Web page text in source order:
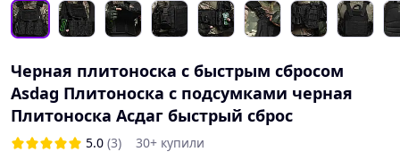
Черная плитоноска с быстрым сбросом
Asdag Плитоноска с подсумками черная
Плитоноска Асдаг быстрый сброс
5.0 (3)
30+ купили